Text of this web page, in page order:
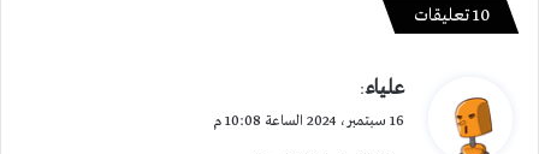
‫10 تعليقات
يعلياء:
16 سبتمبر، 2024 الساعة 10:08 م